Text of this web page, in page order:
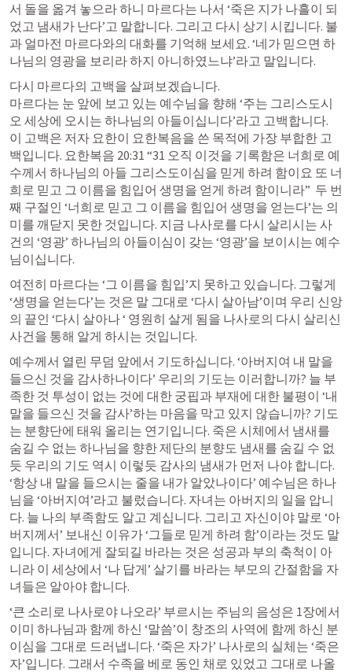
서 돌을 옮겨 놓으라 하니 마르다는 나서 ‘죽은 지가 나흘이 되
었고 냄새가 난다’고 말합니다. 그리고 다시 상기 시킵니다. 불
과 얼마전 마르다와의 대화를 기억해 보세요. ‘네가 믿으면 하
나님의 영광을 보리라 하지 아니하였느냐’라고 말입니다.
다시 마르다의 고백을 살펴보겠습니다.
마르다는 눈 앞에 보고 있는 예수님을 향해 ‘주는 그리스도시
오 세상에 오시는 하나님의 아들이십니다’라고 고백합니다.
이 고백은 저자 요한이 요한복음을 쓴 목적에 가장 부합한 고
백입니다. 요한복음 20:31 “31 오직 이것을 기록함은 너희로 예
수께서 하나님의 아들 그리스도이심을 믿게 하려 함이요 또 너
희로 믿고 그 이름을 힘입어 생명을 얻게 하려 함이니라”  두 번
째 구절인 ‘너희로 믿고 그 이름을 힘입어 생명을 얻는다’는 의
미를 깨닫지 못한 것입니다. 지금 나사로를 다시 살리시는 사
건의 ‘영광’ 하나님의 아들이심이 갖는 ‘영광’을 보이시는 예수
님이십니다.
여전히 마르다는 ‘그 이름을 힘입’지 못하고 있습니다. 그렇게
‘생명을 얻는다’는 것은 말 그대로 ‘다시 살아남’이며 우리 신앙
의 끝인 ‘다시 살아나 ‘ 영원히 살게 됨을 나사로의 다시 살리신
사건을 통해 알게 하시는 것입니다.
예수께서 열린 무덤 앞에서 기도하십니다. ‘아버지여 내 말을
들으신 것을 감사하나이다’ 우리의 기도는 이러합니까? 늘 부
족한 것 투성이 없는 것에 대한 궁핍과 부재에 대한 불평이 ‘내
말을 들으신 것을 감사’하는 마음을 막고 있지 않습니까? 기도
는 분향단에 태워 올리는 연기입니다. 죽은 시체에서 냄새를
숨길 수 없는 하나님을 향한 제단의 분향도 냄새를 숨길 수 없
듯 우리의 기도 역시 이렇듯 감사의 냄새가 먼저 나야 합니다.
‘항상 내 말을 들으시는 줄을 내가 알았나이다’ 예수님은 하나
님을 ‘아버지여’라고 불렀습니다. 자녀는 아버지의 일을 압니
다. 늘 나의 부족함도 알고 계십니다. 그리고 자신이야 말로 ‘아
버지께서’ 보내신 이유가 ‘그들로 믿게 하려 함’이라는 것도 말
입니다. 자녀에게 잘되길 바라는 것은 성공과 부의 축척이 아
니라 이 세상에서 ‘나 답게’ 살기를 바라는 부모의 간절함을 자
녀들은 알아야 합니다.
‘큰 소리로 나사로야 나오라’ 부르시는 주님의 음성은 1장에서
이미 하나님과 함께 하신 ‘말씀’이 창조의 사역에 함께 하신 분
이심을 그대로 드러냅니다. ‘죽은 자가’ 나사로의 실체는 ‘죽은
자’입니다. 그래서 수족을 베로 동인 채로 있었고 그대로 나올